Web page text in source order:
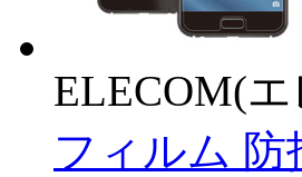
ELECOM(
フィルム 防